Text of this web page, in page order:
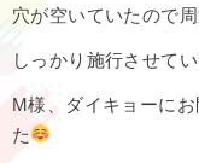
穴が空いていたので
しっかり施行させて
M様、ダイキョーに
た